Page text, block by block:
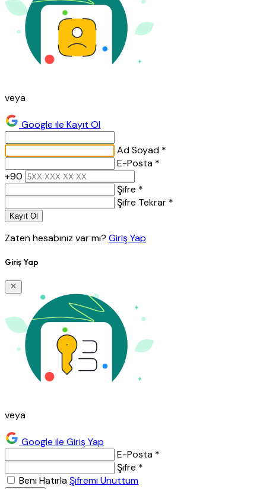
veya
Google ile Kayıt Ol
Ad Soyad *
E-Posta *
+90
Şifre *
Şifre Tekrar *
Kayıt Ol
Zaten hesabınız var mı? Giriş Yap
Giriş Yap
veya
Google ile Giriş Yap
E-Posta *
Şifre *
Beni HatırlaŞifremi Unuttum